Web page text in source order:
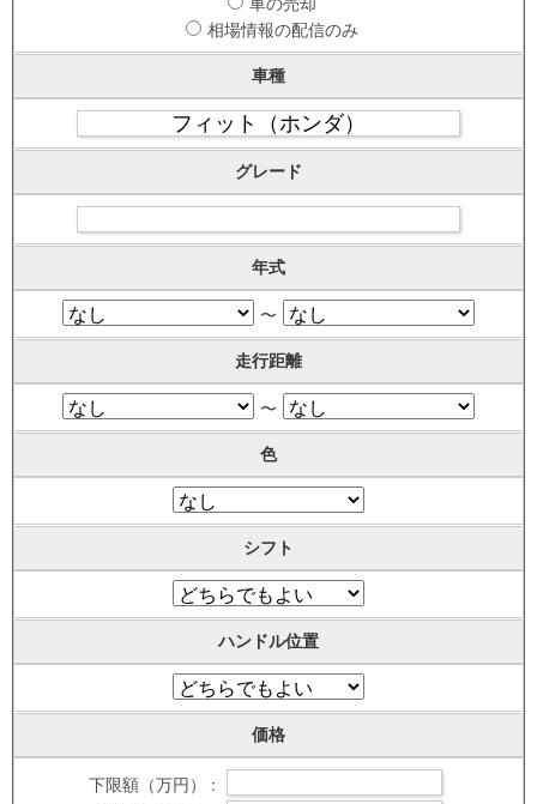
相場情報の配信のみ
車種
グレード
年式
〜
走行距離
〜
色
シフト
ハンドル位置
価格
下限額（万円） :